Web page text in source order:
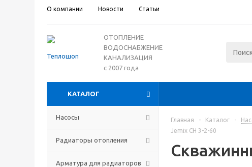
О компании Новости Статьи
ОТОПЛЕНИЕ
ВОДОСНАБЖЕНИЕ
КАНАЛИЗАЦИЯ
с 2007 года
КАТАЛОГ
Насосы
Радиаторы отопления
Арматура для радиаторов
Главная - Каталог -
Jemix СН 3-2-60